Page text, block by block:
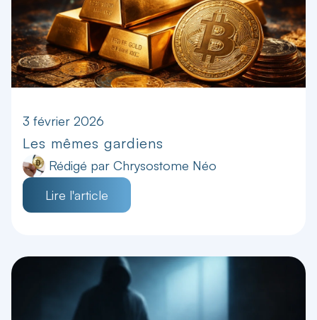
3 février 2026
Les mêmes gardiens
Rédigé par Chrysostome Néo
Lire l'article